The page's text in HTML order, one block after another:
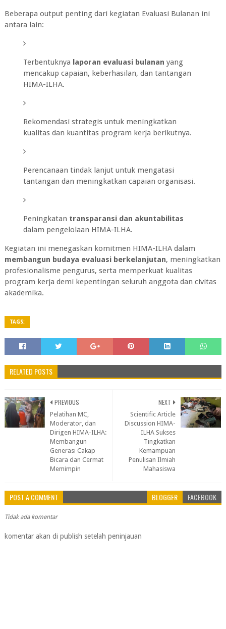
Beberapa output penting dari kegiatan Evaluasi Bulanan ini
antara lain:
Terbentuknya laporan evaluasi bulanan yang
mencakup capaian, keberhasilan, dan tantangan
HIMA-ILHA.
Rekomendasi strategis untuk meningkatkan
kualitas dan kuantitas program kerja berikutnya.
Perencanaan tindak lanjut untuk mengatasi
tantangan dan meningkatkan capaian organisasi.
Peningkatan transparansi dan akuntabilitas
dalam pengelolaan HIMA-ILHA.
Kegiatan ini menegaskan komitmen HIMA-ILHA dalam
membangun budaya evaluasi berkelanjutan, meningkatkan
profesionalisme pengurus, serta memperkuat kualitas
program kerja demi kepentingan seluruh anggota dan civitas
akademika.
TAGS:
RELATED POSTS
NEXT
Scientific Article
Discussion HIMA-
ILHA Sukses
Tingkatkan
Kemampuan
Penulisan Ilmiah
Mahasiswa
PREVIOUS
Pelatihan MC,
Moderator, dan
Dirigen HIMA-ILHA:
Membangun
Generasi Cakap
Bicara dan Cermat
Memimpin
POST A COMMENT BLOGGER FACEBOOK
Tidak ada komentar
komentar akan di publish setelah peninjauan